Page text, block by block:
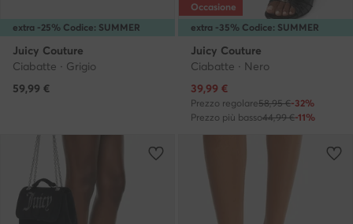
extra -25% Codice: SUMMER
Juicy Couture
Ciabatte · Grigio
59,99 €
extra -35% Codice: SUMMER
Occasione
Juicy Couture
Ciabatte · Nero
Prezzo attuale
39,99 €
Prezzo regolare58,95 €-32%
Prezzo più basso44,99 €-11%